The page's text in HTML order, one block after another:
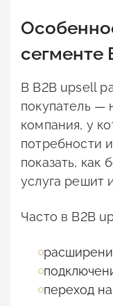
сегменте
В B2B upsell
покупатель —
компания, у
потребности
показать, как
услуга решит
Часто в B2B
переход